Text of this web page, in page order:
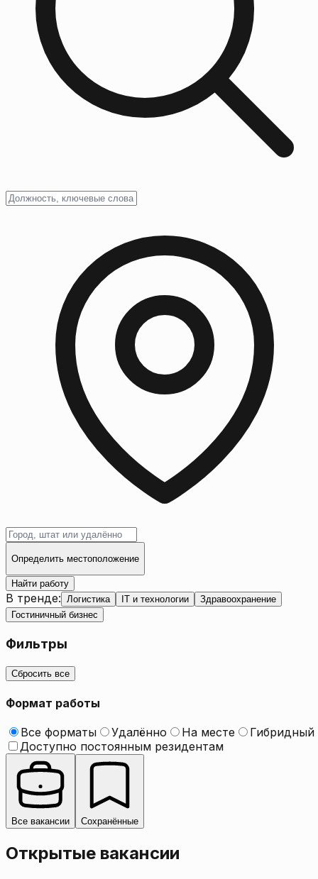
Определить местоположение
Найти работу
В тренде: Логистика IT и технологии
Здравоохранение
Гостиничный бизнес
Фильтры
Сбросить все
Формат работы
Все форматы Удалённо На месте
Гибридный
Доступно постоянным резидентам
Все вакансии Сохранённые
Открытые вакансии